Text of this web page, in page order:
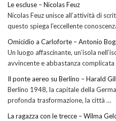
Le escluse – Nicolas Feuz
Nicolas Feuz unisce all’attività di
questo spiega l’eccellente
Omicidio a Carloforte – Antonio
Un luogo affascinante, un’isola
avvincente e abbastanza
Il ponte aereo su Berlino – Harald
Berlino 1948, la capitale della
profonda trasformazione, la città …
La ragazza con le trecce – Wilma